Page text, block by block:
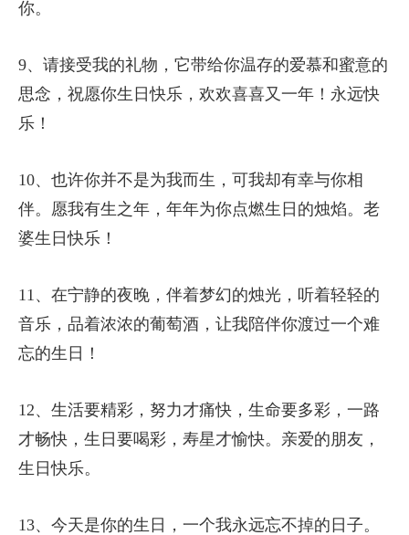
你。
9、请接受我的礼物，它带给你温存的爱慕和蜜意的
思念，祝愿你生日快乐，欢欢喜喜又一年！永远快
乐！
10、也许你并不是为我而生，可我却有幸与你相
伴。愿我有生之年，年年为你点燃生日的烛焰。老
婆生日快乐！
11、在宁静的夜晚，伴着梦幻的烛光，听着轻轻的
音乐，品着浓浓的葡萄酒，让我陪伴你渡过一个难
忘的生日！
12、生活要精彩，努力才痛快，生命要多彩，一路
才畅快，生日要喝彩，寿星才愉快。亲爱的朋友，
生日快乐。
13、今天是你的生日，一个我永远忘不掉的日子。